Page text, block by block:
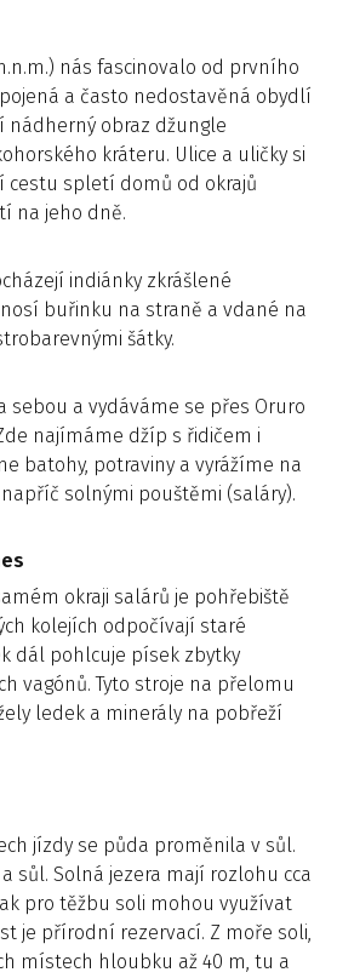
nás fascinovalo od prvního
a často nedostavěná obydlí
nádherný obraz džungle
kráteru. Ulice a uličky si
cestu spletí domů od okrajů
na jeho dně.
indiánky zkrášlené
buřinku na straně a vdané na
šátky.
sebou a vydáváme se přes Oruro
najímáme džíp s řidičem i
batohy, potraviny a vyrážíme na
solnými pouštěmi (saláry).
okraji salárů je pohřebiště
kolejích odpočívají staré
dál pohlcuje písek zbytky
vagónů. Tyto stroje na přelomu
ledek a minerály na pobřeží
jízdy se půda proměnila v sůl.
sůl. Solná jezera mají rozlohu cca
pro těžbu soli mohou využívat
je přírodní rezervací. Z moře soli,
místech hloubku až 40 m, tu a